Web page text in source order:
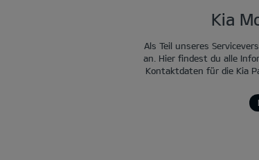
Kia
Als Teil unseres
an. Hier findest du alle
Kontaktdaten für die Kia